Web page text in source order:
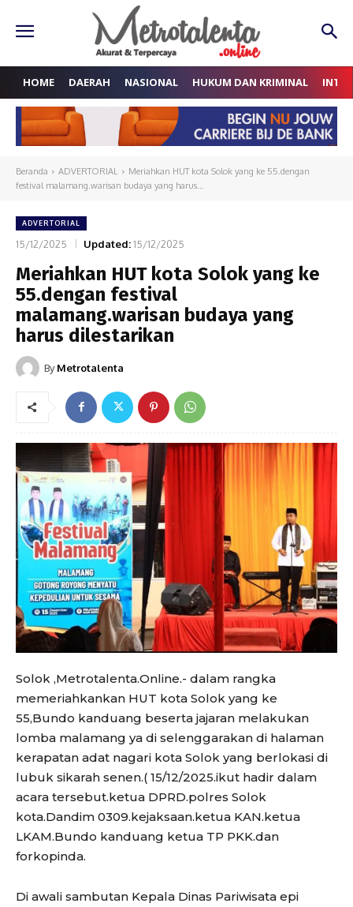
HOME DAERAH NASIONAL HUKUM DAN KRIMINAL
Beranda ADVERTORIAL
Meriahkan HUT kota Solok yang ke 55.dengan
festival malamang.warisan budaya yang harus...
ADVERTORIAL
15/12/2025 Updated:15/12/2025
Meriahkan HUT kota Solok yang ke
55.dengan festival
malamang.warisan budaya yang
harus dilestarikan
By Metrotalenta
Solok ,Metrotalenta.Online.- dalam rangka
memeriahkankan HUT kota Solok yang ke
55,Bundo kanduang beserta jajaran melakukan
lomba malamang ya di selenggarakan di halaman
kerapatan adat nagari kota Solok yang berlokasi di
lubuk sikarah senen.( 15/12/2025.ikut hadir dalam
acara tersebut.ketua DPRD.polres Solok
kota.Dandim 0309.kejaksaan.ketua KAN.ketua
LKAM.Bundo kanduang ketua TP PKK.dan
forkopinda.
Di awali sambutan Kepala Dinas Pariwisata epi